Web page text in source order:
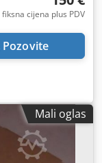
fiksna cijena plus PDV
Pozovite
Mali oglas